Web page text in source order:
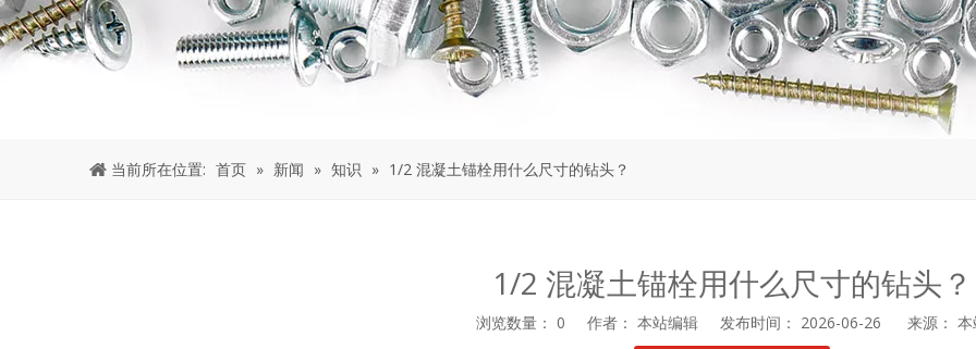
当前所在位置: 首页 » 新闻 » 知识 » 1/2 混凝土锚栓用什么尺寸的钻头？
1/2 混凝土锚栓用什么尺寸的钻头？
浏览数量： 0 作者： 本站编辑 发布时间： 2026-06-26 来源：